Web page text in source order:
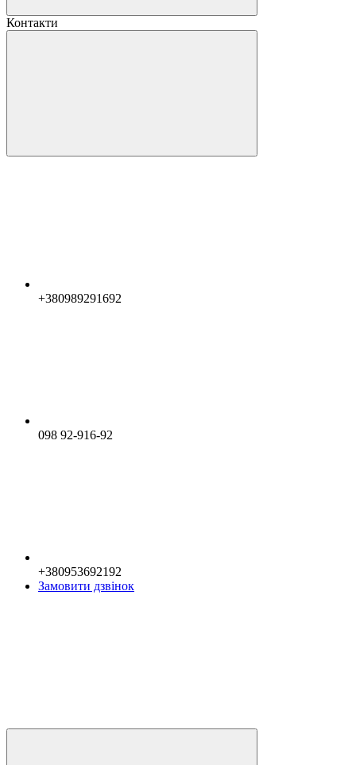
Контакти
+380989291692
098 92-916-92
+380953692192
Замовити дзвінок